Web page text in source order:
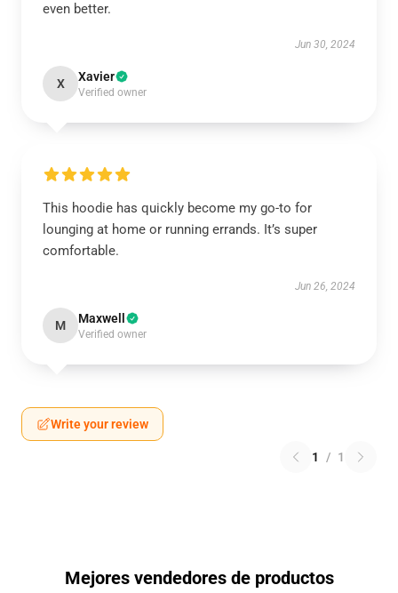
even better.
Jun 30, 2024
X Xavier
Verified owner
This hoodie has quickly become my go-to for
lounging at home or running errands. It’s super
comfortable.
Jun 26, 2024
M Maxwell
Verified owner
Write your review
1 / 1
Mejores vendedores de productos